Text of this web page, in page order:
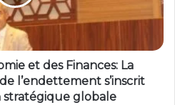
et des Finances: La
l’endettement s’inscrit
stratégique globale